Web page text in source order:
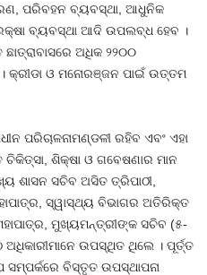
ପରିବହନ ବ୍ୟବସ୍ଥା, ଆଧୁନିକ
ବ୍ୟବସ୍ଥା ଆଦି ଉପଲବ୍ଧ ହେବ ।
ଅଧିକ ୨୨୦୦
କ୍ରୀଡା ଓ ମନୋରଞ୍ଜନ ପାଇଁ ଉତ୍ତମ
ପରିଚାଳନାମଣ୍ଡଳୀ ରହିବ ଏବଂ ଏହା
ଶିକ୍ଷା ଓ ଗବେଷଣାର ମାନ
ଶାସନ ସଚିବ ଅସିତ ତ୍ରିପାଠୀ,
ସ୍ୱାସ୍ଥ୍ୟ ବିଭାଗର ଅତିରିକ୍ତ
ମୁଖ୍ୟମନ୍ତ୍ରୀଙ୍କ ସଚିବ (୫-
ଉପସ୍ଥିତ ଥିଲେ । ପୂର୍ତ୍ତ
ବିସ୍ତୃତ ଉପସ୍ଥାପନା